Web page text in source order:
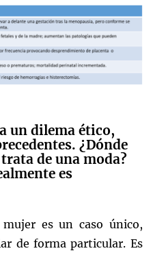
un dilema ético,
¿Dónde
de una moda?
es
mujer es un caso único,
de forma particular. Es